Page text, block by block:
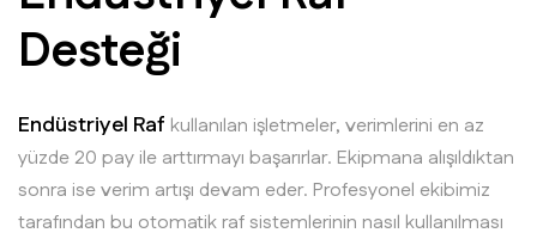
Desteği
Endüstriyel Raf kullanılan işletmeler, verimlerini en az
yüzde 20 pay ile arttırmayı başarırlar. Ekipmana alışıldıktan
sonra ise verim artışı devam eder. Profesyonel ekibimiz
tarafından bu otomatik raf sistemlerinin nasıl kullanılması